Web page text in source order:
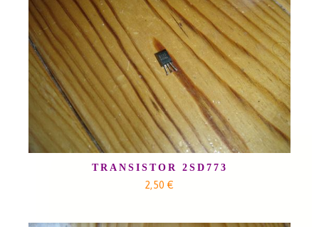
TRANSISTOR 2SD773
2,50 €